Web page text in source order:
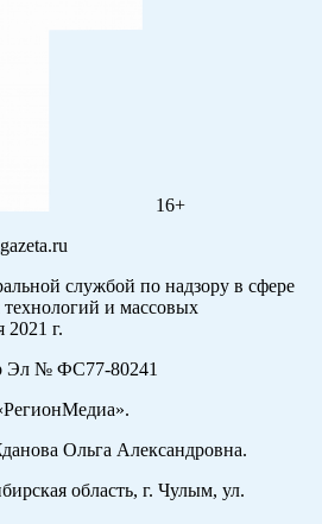
16+
службой по надзору в сфере
и массовых
2021 г.
Эл № ФС77-80241
Ольга Александровна.
область, г. Чулым, ул.